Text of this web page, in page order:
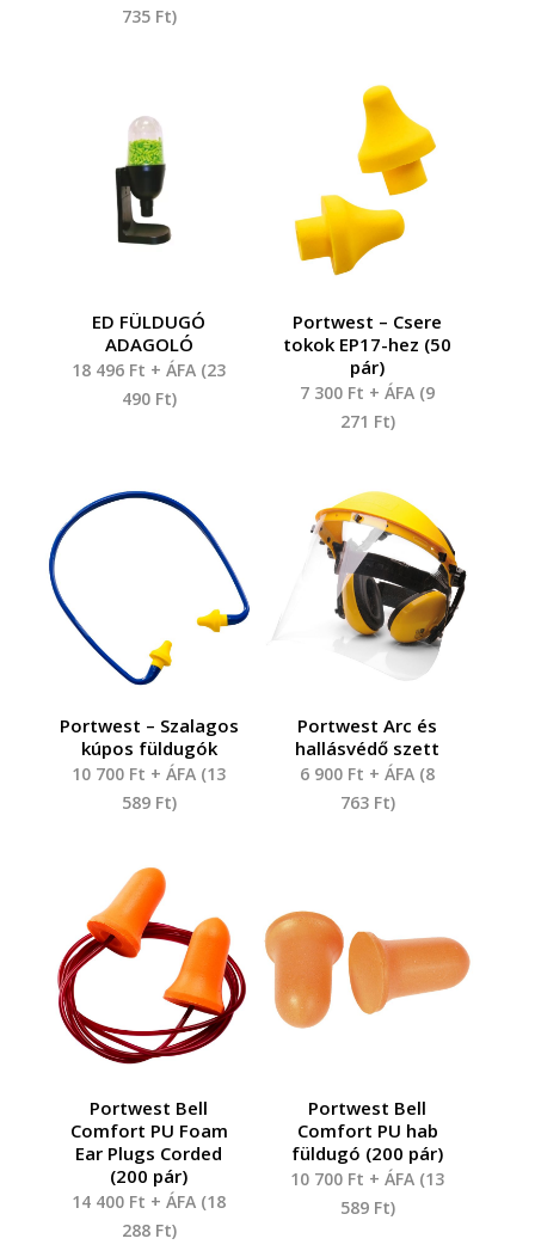
735 Ft)
ED FÜLDUGÓ
ADAGOLÓ
18 496 Ft + ÁFA (23
490 Ft)
Portwest – Csere
tokok EP17-hez (50
pár)
7 300 Ft + ÁFA (9
271 Ft)
Portwest – Szalagos
kúpos füldugók
10 700 Ft + ÁFA (13
589 Ft)
Portwest Arc és
hallásvédő szett
6 900 Ft + ÁFA (8
763 Ft)
Portwest Bell
Comfort PU Foam
Ear Plugs Corded
(200 pár)
14 400 Ft + ÁFA (18
288 Ft)
Portwest Bell
Comfort PU hab
füldugó (200 pár)
10 700 Ft + ÁFA (13
589 Ft)